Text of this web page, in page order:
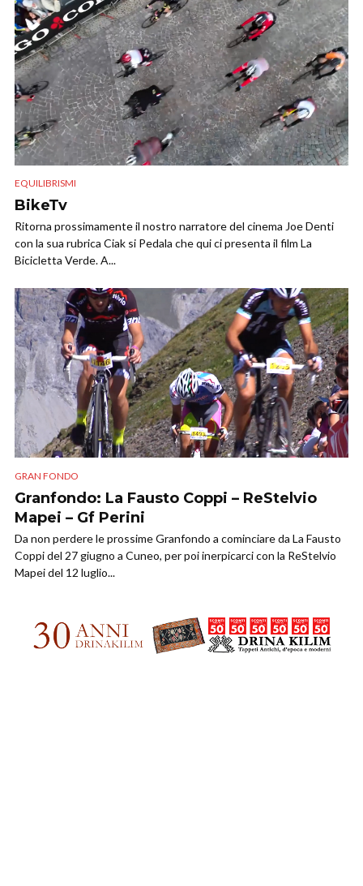
EQUILIBRISMI
BikeTv
Ritorna prossimamente il nostro narratore del cinema Joe Denti
con la sua rubrica Ciak si Pedala che qui ci presenta il film La
Bicicletta Verde. A...
GRAN FONDO
Granfondo: La Fausto Coppi – ReStelvio
Mapei – Gf Perini
Da non perdere le prossime Granfondo a cominciare da La Fausto
Coppi del 27 giugno a Cuneo, per poi inerpicarci con la ReStelvio
Mapei del 12 luglio...